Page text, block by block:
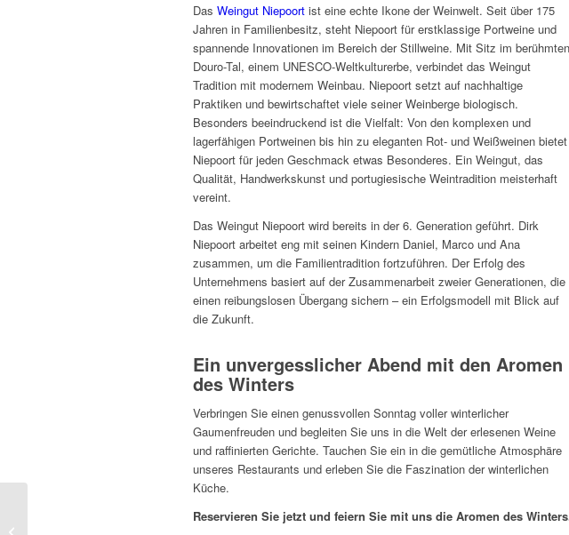
Das Weingut Niepoort ist eine echte Ikone der Weinwelt. Seit über 175
Jahren in Familienbesitz, steht Niepoort für erstklassige Portweine und
spannende Innovationen im Bereich der Stillweine. Mit Sitz im berühmten
Douro-Tal, einem UNESCO-Weltkulturerbe, verbindet das Weingut
Tradition mit modernem Weinbau. Niepoort setzt auf nachhaltige
Praktiken und bewirtschaftet viele seiner Weinberge biologisch.
Besonders beeindruckend ist die Vielfalt: Von den komplexen und
lagerfähigen Portweinen bis hin zu eleganten Rot- und Weißweinen bietet
Niepoort für jeden Geschmack etwas Besonderes. Ein Weingut, das
Qualität, Handwerkskunst und portugiesische Weintradition meisterhaft
vereint.
Das Weingut Niepoort wird bereits in der 6. Generation geführt. Dirk
Niepoort arbeitet eng mit seinen Kindern Daniel, Marco und Ana
zusammen, um die Familientradition fortzuführen. Der Erfolg des
Unternehmens basiert auf der Zusammenarbeit zweier Generationen, die
einen reibungslosen Übergang sichern – ein Erfolgsmodell mit Blick auf
die Zukunft.
Ein unvergesslicher Abend mit den Aromen
des Winters
Verbringen Sie einen genussvollen Sonntag voller winterlicher
Gaumenfreuden und begleiten Sie uns in die Welt der erlesenen Weine
und raffinierten Gerichte. Tauchen Sie ein in die gemütliche Atmosphäre
unseres Restaurants und erleben Sie die Faszination der winterlichen
Küche.
Reservieren Sie jetzt und feiern Sie mit uns die Aromen des